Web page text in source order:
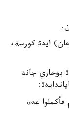
ايدئ كورسة،
بؤحاري جانة
عدة